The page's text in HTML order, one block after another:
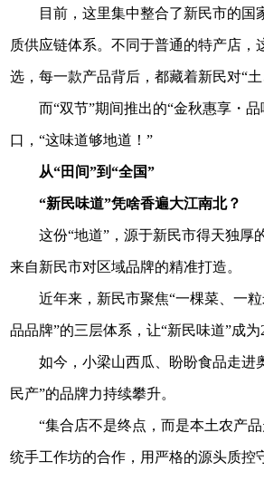
目前，这里集中整合了新民市的国家
质供应链体系。不同于普通的特产店
选，每一款产品背后，都藏着新民对“土
而“双节”期间推出的“金秋惠享・品
口，“这味道够地道！”
从“田间”到“全国”
“新民味道”凭啥香遍大江南北？
这份“地道”，源于新民市得天独厚的
来自新民市对区域品牌的精准打造。
近年来，新民市聚焦“一棵菜、一粒
品品牌”的三层体系，让“新民味道”成
如今，小梁山西瓜、盼盼食品走进奥
民产”的品牌力持续攀升。
“集合店不是终点，而是本土农产品
统手工作坊的合作，用严格的源头质控